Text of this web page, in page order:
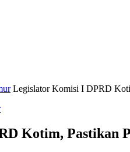
Legislator Komisi I DPRD
Kotim, Pastikan